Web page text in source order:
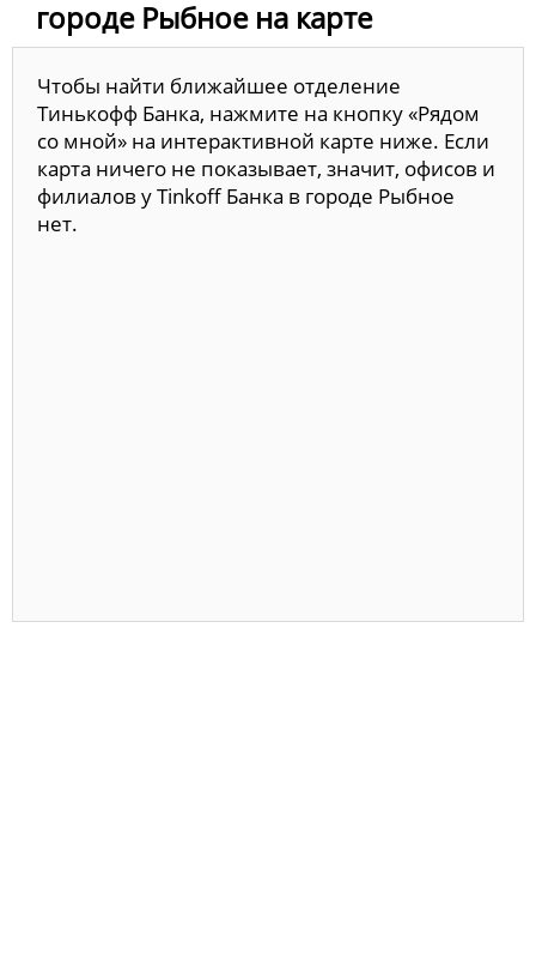
городе Рыбное на карте
Чтобы найти ближайшее отделение
Тинькофф Банка, нажмите на кнопку «Рядом
со мной» на интерактивной карте ниже. Если
карта ничего не показывает, значит, офисов и
филиалов у Tinkoff Банка в городе Рыбное
нет.